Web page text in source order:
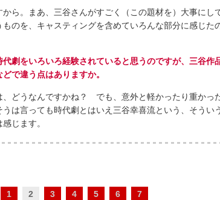
ら。まあ、三谷さんがすごく（この題材を）大事にし
ものを、キャスティングを含めていろんな部分に感じた
劇をいろいろ経験されていると思うのですが、三谷作
で違う点はありますか。
どうなんですかね？ でも、意外と軽かったり重かっ
うは言っても時代劇とはいえ三谷幸喜流という、そうい
じます。
1 2 3 4 5 6 7